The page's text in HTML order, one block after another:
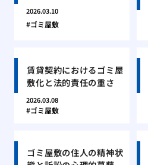
2026.03.10
ゴミ屋敷
賃貸契約におけるゴミ屋
敷化と法的責任の重さ
2026.03.08
ゴミ屋敷
ゴミ屋敷の住人の精神状